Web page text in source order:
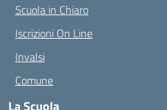
Scuola in Chiaro
Iscrizioni On Line
Invalsi
Comune
La Scuola